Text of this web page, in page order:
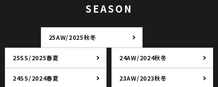
SEASON
25AW/2025秋冬
25SS/2025春夏 24AW/2024秋冬
24SS/2024春夏 23AW/2023秋冬